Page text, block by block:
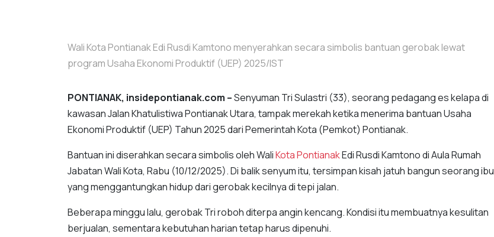
Wali Kota Pontianak Edi Rusdi Kamtono menyerahkan secara simbolis bantuan gerobak lewat
program Usaha Ekonomi Produktif (UEP) 2025/IST
PONTIANAK, insidepontianak.com –Senyuman Tri Sulastri (33), seorang pedagang es kelapa di
kawasan Jalan Khatulistiwa Pontianak Utara, tampak merekah ketika menerima bantuan Usaha
Ekonomi Produktif (UEP) Tahun 2025 dari Pemerintah Kota (Pemkot) Pontianak.
Bantuan ini diserahkan secara simbolis oleh WaliKota PontianakEdi Rusdi Kamtono di Aula Rumah
Jabatan Wali Kota, Rabu (10/12/2025). Di balik senyum itu, tersimpan kisah jatuh bangun seorang ibu
yang menggantungkan hidup dari gerobak kecilnya di tepi jalan.
Beberapa minggu lalu, gerobak Tri roboh diterpa angin kencang. Kondisi itu membuatnya kesulitan
berjualan, sementara kebutuhan harian tetap harus dipenuhi.